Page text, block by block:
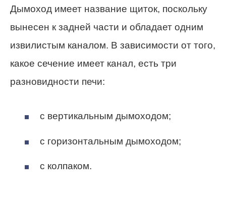
Дымоход имеет название щиток, поскольку
вынесен к задней части и обладает одним
извилистым каналом. В зависимости от того,
какое сечение имеет канал, есть три
разновидности печи:
с вертикальным дымоходом;
с горизонтальным дымоходом;
с колпаком.